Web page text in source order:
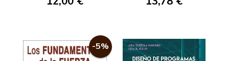
JIMÉNEZ DEL BARRIO
-5%